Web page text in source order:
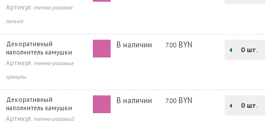
Артикул: темно-розовая
галька
Декоративный
наполнитель камушки
Артикул: темно-розовые
гранулы
В наличии 7.00 BYN
шт.
Декоративный
наполнитель камушки
Артикул: темно-розовый
В наличии 7.00 BYN
шт.